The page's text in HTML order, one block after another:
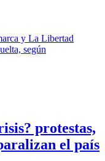
protestas,
el país